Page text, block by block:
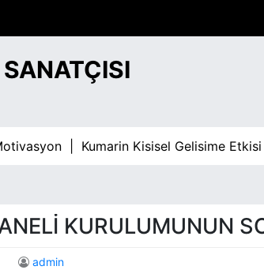
|Kumarin Kisisel Gelisime Etkisi |
KURULUMUNUN
admin